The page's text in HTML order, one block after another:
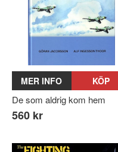
MER INFO KÖP
De som aldrig kom hem
560 kr